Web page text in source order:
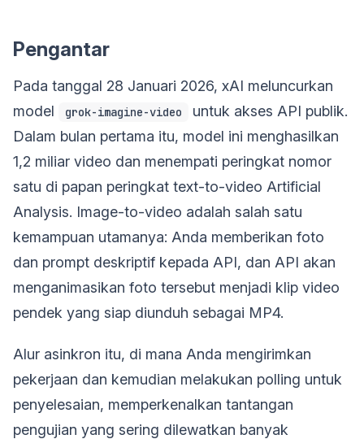
Pengantar
Pada tanggal 28 Januari 2026, xAI meluncurkan
model
grok-imagine-video
untuk akses API publik.
Dalam bulan pertama itu, model ini menghasilkan
1,2 miliar video dan menempati peringkat nomor
satu di papan peringkat text-to-video Artificial
Analysis. Image-to-video adalah salah satu
kemampuan utamanya: Anda memberikan foto
dan prompt deskriptif kepada API, dan API akan
menganimasikan foto tersebut menjadi klip video
pendek yang siap diunduh sebagai MP4.
Alur asinkron itu, di mana Anda mengirimkan
pekerjaan dan kemudian melakukan polling untuk
penyelesaian, memperkenalkan tantangan
pengujian yang sering dilewatkan banyak